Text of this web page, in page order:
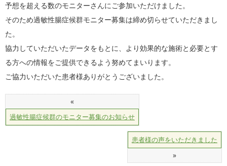
予想を超える数のモニターさんにご参加いただけました。
そのため過敏性腸症候群モニター募集は締め切らせていただきまし
た。
協力していただいたデータをもとに、より効果的な施術と必要とす
る方への情報をご提供できるよう努めてまいります。
ご協力いただいた患者様ありがとうございました。
«
過敏性腸症候群のモニター募集のお知らせ
患者様の声をいただきました
»